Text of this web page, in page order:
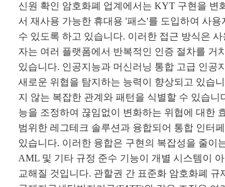
신원 확인 암호화폐 업계에서는 KYT 구현을 변
서 재사용 가능한 휴대용 '패스'를 도입하여 사
수 있도록 하고 있습니다. 이러한 접근 방식은
자는 여러 플랫폼에서 반복적인 인증 절차를 거
있습니다. 인공지능과 머신러닝 통합 고급 인
새로운 위협을 탐지하는 능력이 향상되고 있습
지 않는 복잡한 관계와 패턴을 식별할 수 있습
능을 조정하여 끊임없이 변화하는 위협에 대한
범위한 레그테크 솔루션과 융합되어 통합 인터
있습니다. 이러한 융합은 구현의 복잡성을 줄이
AML 및 기타 규정 준수 기능이 개별 시스템이
교해질 것입니다. 관할권 간 표준화 암호화폐